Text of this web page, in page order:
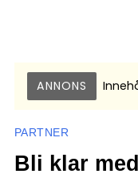
ANNONS
PARTNER
Bli klar